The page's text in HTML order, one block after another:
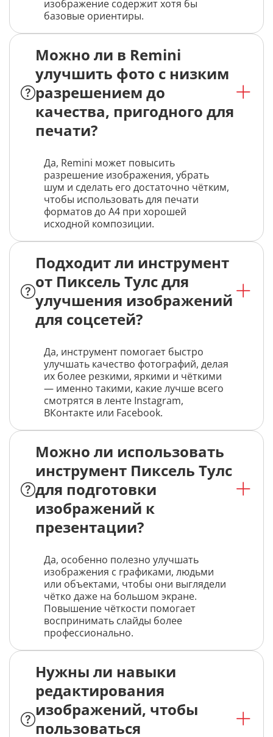
изображение содержит хотя бы
базовые ориентиры.
Можно ли в Remini
улучшить фото с низким
разрешением до
качества, пригодного для
печати?
Да, Remini может повысить
разрешение изображения, убрать
шум и сделать его достаточно чётким,
чтобы использовать для печати
форматов до А4 при хорошей
исходной композиции.
Подходит ли инструмент
от Пиксель Тулс для
улучшения изображений
для соцсетей?
Да, инструмент помогает быстро
улучшать качество фотографий, делая
их более резкими, яркими и чёткими
— именно такими, какие лучше всего
смотрятся в ленте Instagram,
ВКонтакте или Facebook.
Можно ли использовать
инструмент Пиксель Тулс
для подготовки
изображений к
презентации?
Да, особенно полезно улучшать
изображения с графиками, людьми
или объектами, чтобы они выглядели
чётко даже на большом экране.
Повышение чёткости помогает
воспринимать слайды более
профессионально.
Нужны ли навыки
редактирования
изображений, чтобы
пользоваться